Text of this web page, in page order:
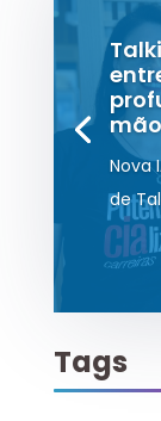
Nova
de
Tags